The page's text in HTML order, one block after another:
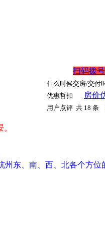
扫码拨号
什么时候交房/交付
优惠哲扣 房价
用户点评 共 18 条
。
东、南、西、北各个方位